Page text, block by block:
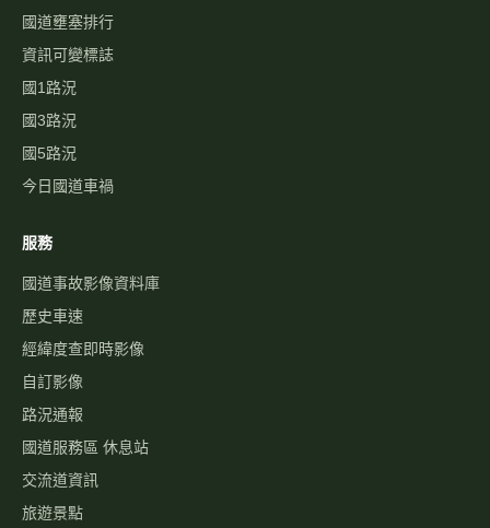
國道壅塞排行
資訊可變標誌
國1路況
國3路況
國5路況
今日國道車禍
服務
國道事故影像資料庫
歷史車速
經緯度查即時影像
自訂影像
路況通報
國道服務區 休息站
交流道資訊
旅遊景點